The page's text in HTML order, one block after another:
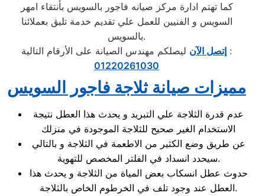
كما تهتم ادارة مركز صيانه فاجور بالسويس بأنتقاء امهر
السويس و الفنيين للعمل علي تقديم خدمة تليق بعملائنا
بالسويس.
إتصل الآن ليصلكم مهندس الصيانة على الأرقام التالية :
01220261030
مميزات صيانة ثلاجة فاجور السويس
عدم قدرة الثلاجة علي التبريد و يحدث هذا العطل نتيجة
الاستخدام الغير صحيح للثلاجة الموجودة في منزلك
عن طريق وضع الكثير من الاطعمة في الثلاجة و بالتالي
سيحدد انسداد في الفلتر المخصص للتهوية.
حدوث عطل انسكاب بعض المياة من الثلاجة و يحدث هذا
العطل عند وجود تلف في الخرطوم الخاص بالثلاجة.